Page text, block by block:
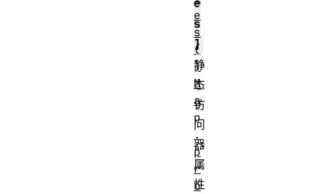
e
s
]
静
态
访
问
器
属
性
e
s
(
)
M
a
p
.
p
r
o